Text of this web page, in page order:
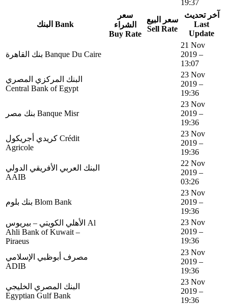
19:37
البنك Bank
سعر
الشراء
Buy Rate
سعر البيع
Sell Rate
آخر تحديث
Last
Update
بنك القاهرة Banque Du Caire
21 Nov
2019 –
13:07
البنك المركزي المصري
Central Bank of Egypt
23 Nov
2019 –
19:36
بنك مصر Banque Misr
23 Nov
2019 –
19:36
كريدي أجريكول Crédit
Agricole
23 Nov
2019 –
19:36
البنك العربي الأفريقي الدولي
AAIB
22 Nov
2019 –
03:26
بنك بلوم Blom Bank
23 Nov
2019 –
19:36
الأهلي الكويتي – بيريوس Al
Ahli Bank of Kuwait –
Piraeus
23 Nov
2019 –
19:36
مصرف أبوظبي الإسلامي
ADIB
23 Nov
2019 –
19:36
البنك المصري الخليجي
Egyptian Gulf Bank
23 Nov
2019 –
19:36